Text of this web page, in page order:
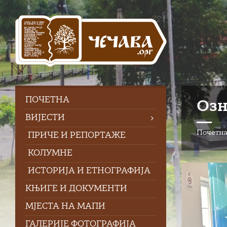
Skip
content
Skip
left
sidebar
Skip
right
sidebar
Skip
footer
Почетна
ПOЧЕТНА
ВИЈЕСТИ
ПРИЧЕ И РЕПОРТАЖЕ
КОЛУМНЕ
ИСТОРИЈА И ЕТНОГРАФИЈА
КЊИГЕ И ДОКУМЕНТИ
МЈЕСТА НА МАПИ
ГАЛЕРИЈЕ ФОТОГРАФИЈА